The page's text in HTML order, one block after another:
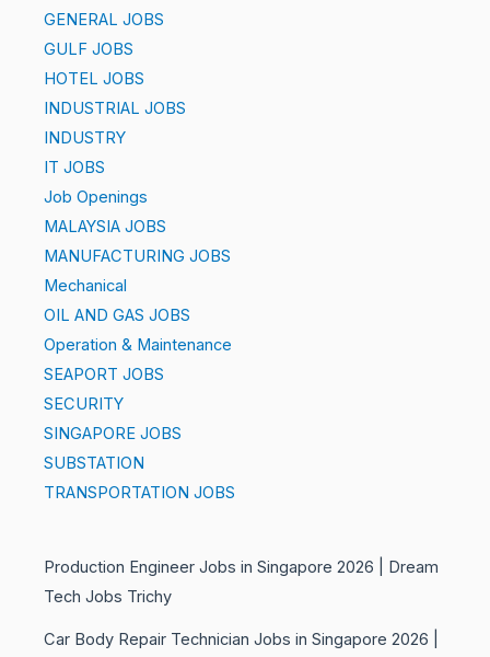
GENERAL JOBS
GULF JOBS
HOTEL JOBS
INDUSTRIAL JOBS
INDUSTRY
IT JOBS
Job Openings
MALAYSIA JOBS
MANUFACTURING JOBS
Mechanical
OIL AND GAS JOBS
Operation & Maintenance
SEAPORT JOBS
SECURITY
SINGAPORE JOBS
SUBSTATION
TRANSPORTATION JOBS
Production Engineer Jobs in Singapore 2026 | Dream
Tech Jobs Trichy
Car Body Repair Technician Jobs in Singapore 2026 |